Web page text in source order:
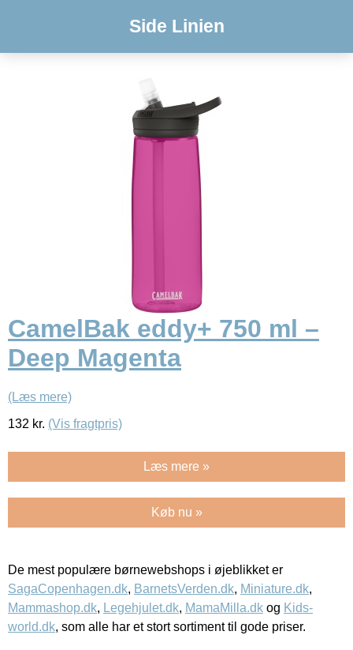
Side Linien
CamelBak eddy+ 750 ml –
Deep Magenta
(Læs mere)
132 kr. (Vis fragtpris)
Læs mere »
Køb nu »
De mest populære børnewebshops i øjeblikket er
SagaCopenhagen.dk, BarnetsVerden.dk, Miniature.dk,
Mammashop.dk, Legehjulet.dk, MamaMilla.dk og Kids-
world.dk, som alle har et stort sortiment til gode priser.